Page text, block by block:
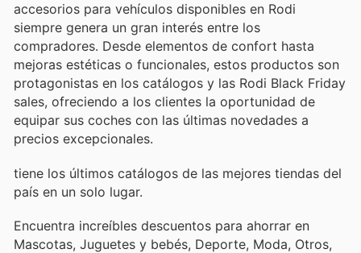
accesorios para vehículos disponibles en Rodi
siempre genera un gran interés entre los
compradores. Desde elementos de confort hasta
mejoras estéticas o funcionales, estos productos son
protagonistas en los catálogos y las Rodi Black Friday
sales, ofreciendo a los clientes la oportunidad de
equipar sus coches con las últimas novedades a
precios excepcionales.
tiene los últimos catálogos de las mejores tiendas del
país en un solo lugar.
Encuentra increíbles descuentos para ahorrar en
Mascotas, Juguetes y bebés, Deporte, Moda, Otros,